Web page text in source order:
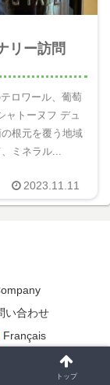
リー訪問
ロワール、葡萄
ャトーヌフ デュ
根元を覆う地域
ミネラル...
2023.11.11
い合わせ
Français
Reserved.
トップ